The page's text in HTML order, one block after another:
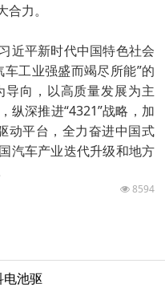
力。
近平新时代中国特色社会
工业强盛而竭尽所能”的
向，以高质量发展为主
纵深推进“4321”战略，加
动平台，全力奋进中国式
汽车产业迭代升级和地方
8594
电池驱